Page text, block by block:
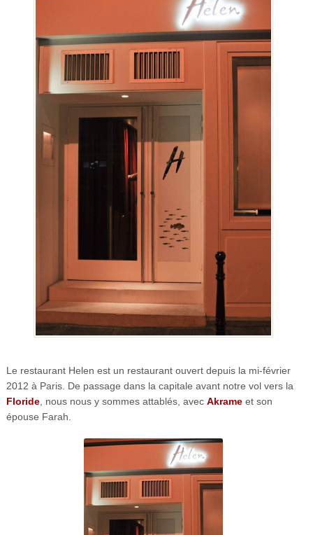
Le restaurant Helen est un restaurant ouvert depuis la mi-février
2012 à Paris. De passage dans la capitale avant notre vol vers la
Floride, nous nous y sommes attablés, avec Akrameet son
épouse Farah.